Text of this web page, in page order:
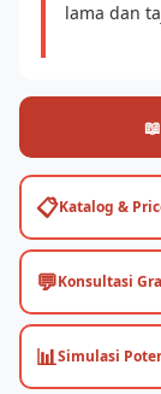
lama dan
📋Katalog &
💬Konsultasi
📊Simulasi